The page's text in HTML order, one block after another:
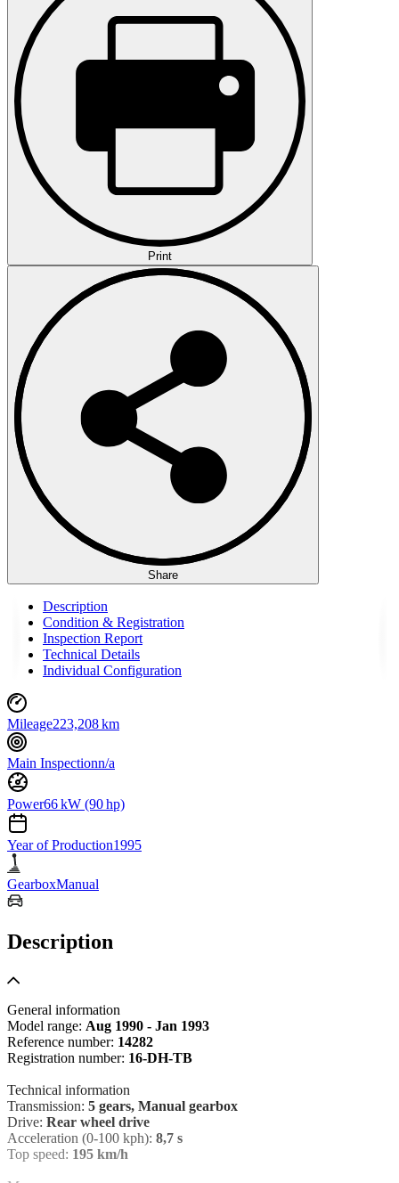
Print
Share
Description
Condition & Registration
Inspection Report
Technical Details
Individual Configuration
Mileage223,208 km
Main Inspectionn/a
Power66 kW (90 hp)
Year of Production1995
GearboxManual
Description
General information
Model range: Aug 1990 - Jan 1993
Reference number: 14282
Registration number: 16-DH-TB
Technical information
Transmission: 5 gears, Manual gearbox
Drive: Rear wheel drive
Acceleration (0-100 kph): 8,7 s
Top speed: 195 km/h